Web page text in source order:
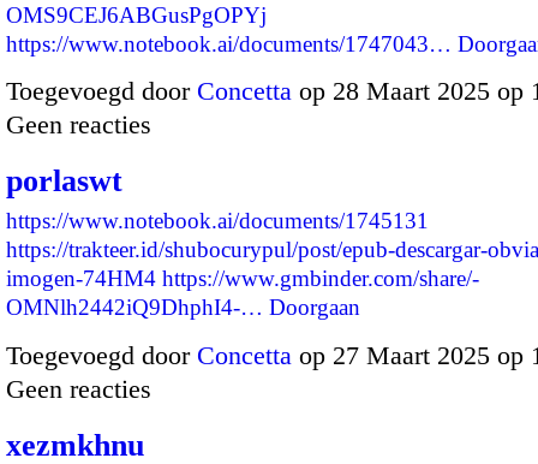
OMS9CEJ6ABGusPgOPYj
https://www.notebook.ai/documents/1747043…
Toegevoegd door Concetta op 28 Maart 2025
Geen reacties
porlaswt
https://www.notebook.ai/documents/1745131
https://trakteer.id/shubocurypul/post/epub-descargar-
imogen-74HM4 https://www.gmbinder.com/share/-
OMNlh2442iQ9DhphI4-… Doorgaan
Toegevoegd door Concetta op 27 Maart 2025
Geen reacties
xezmkhnu